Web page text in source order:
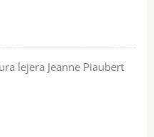
lejera Jeanne Piaubert